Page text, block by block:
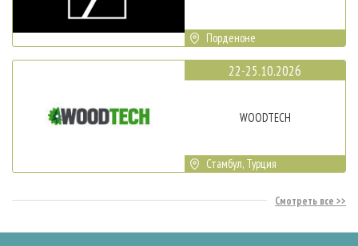
Порденоне
22-25.10.2026
WOODTECH
Стамбул, Турция
Смотреть все